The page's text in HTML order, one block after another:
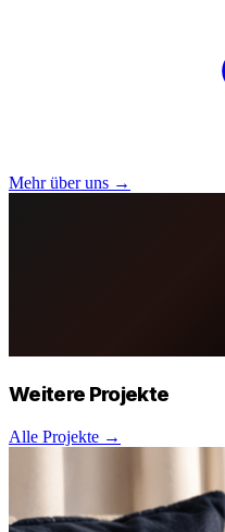
Mehr über uns →
Weitere Projekte
Alle Projekte →